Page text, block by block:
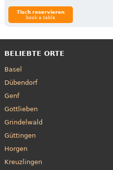
Tisch reservieren
book a table
BELIEBTE ORTE
Basel
Dübendorf
Genf
Gottlieben
Grindelwald
Güttingen
Horgen
Kreuzlingen